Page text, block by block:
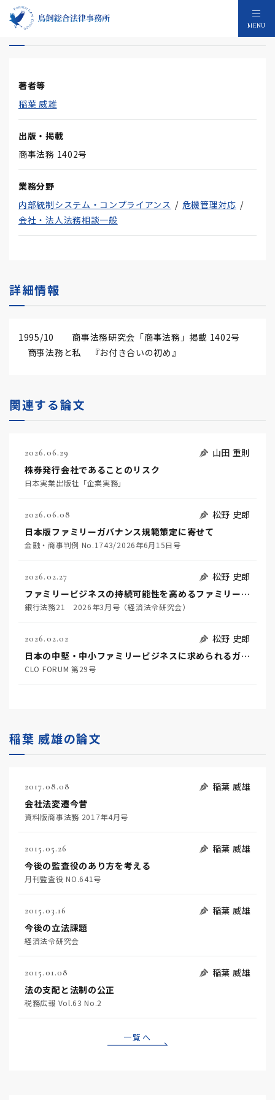
MENU
商事法務と私
著者等
稲葉 威雄
出版・掲載
商事法務 1402号
業務分野
内部統制システム・コンプライアンス
危機管理対応
会社・法人法務相談一般
詳細情報
1995/10 商事法務研究会「商事法務」掲載 1402号
商事法務と私 『お付き合いの初め』
関連する論文
2026.06.29
山田 重則
株券発行会社であることのリスク
日本実業出版社「企業実務」
2026.06.08
松野 史郎
日本版ファミリーガバナンス規範策定に寄せて
金融・商事判例 No.1743/2026年6月15日号
2026.02.27
松野 史郎
ファミリービジネスの持続可能性を高めるファミリーガバナンスと金融機関に期待される役割
銀行法務21 2026年3月号（経済法令研究会）
2026.02.02
松野 史郎
日本の中堅・中小ファミリービジネスに求められるガバナンスに関する一考察
CLO FORUM 第29号
稲葉 威雄の論文
2017.08.08
稲葉 威雄
会社法変遷今昔
資料版商事法務 2017年4月号
2015.05.26
稲葉 威雄
今後の監査役のあり方を考える
月刊監査役 NO.641号
2015.03.16
稲葉 威雄
今後の立法課題
経済法令研究会
2015.01.08
稲葉 威雄
法の支配と法制の公正
税務広報 Vol.63 No.2
一覧へ